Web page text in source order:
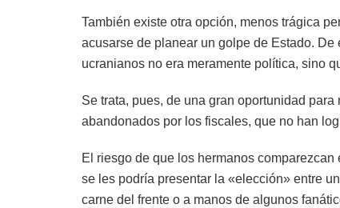
También existe otra opción, menos trágica
acusarse de planear un golpe de Estado.
ucranianos no era meramente política, sino
Se trata, pues, de una gran oportunidad
abandonados por los fiscales, que no han
El riesgo de que los hermanos
se les podría presentar la «elección» entre
carne del frente o a manos de algunos